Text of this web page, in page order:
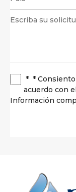
* *
acuerdo con
Información